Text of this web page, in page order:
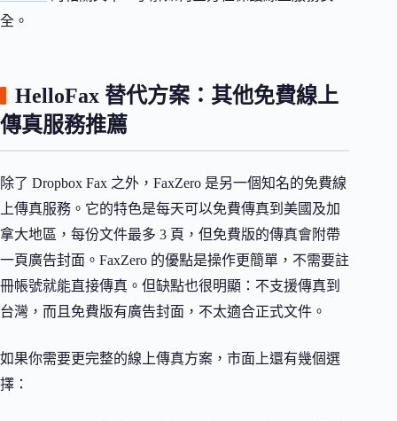
全。
HelloFax 替代方案：其他免費線上
傳真服務推薦
除了 Dropbox Fax 之外，FaxZero 是另一個知名的免費線
上傳真服務。它的特色是每天可以免費傳真到美國及加
拿大地區，每份文件最多 3 頁，但免費版的傳真會附帶
一頁廣告封面。FaxZero 的優點是操作更簡單，不需要註
冊帳號就能直接傳真。但缺點也很明顯：不支援傳真到
台灣，而且免費版有廣告封面，不太適合正式文件。
如果你需要更完整的線上傳真方案，市面上還有幾個選
擇：